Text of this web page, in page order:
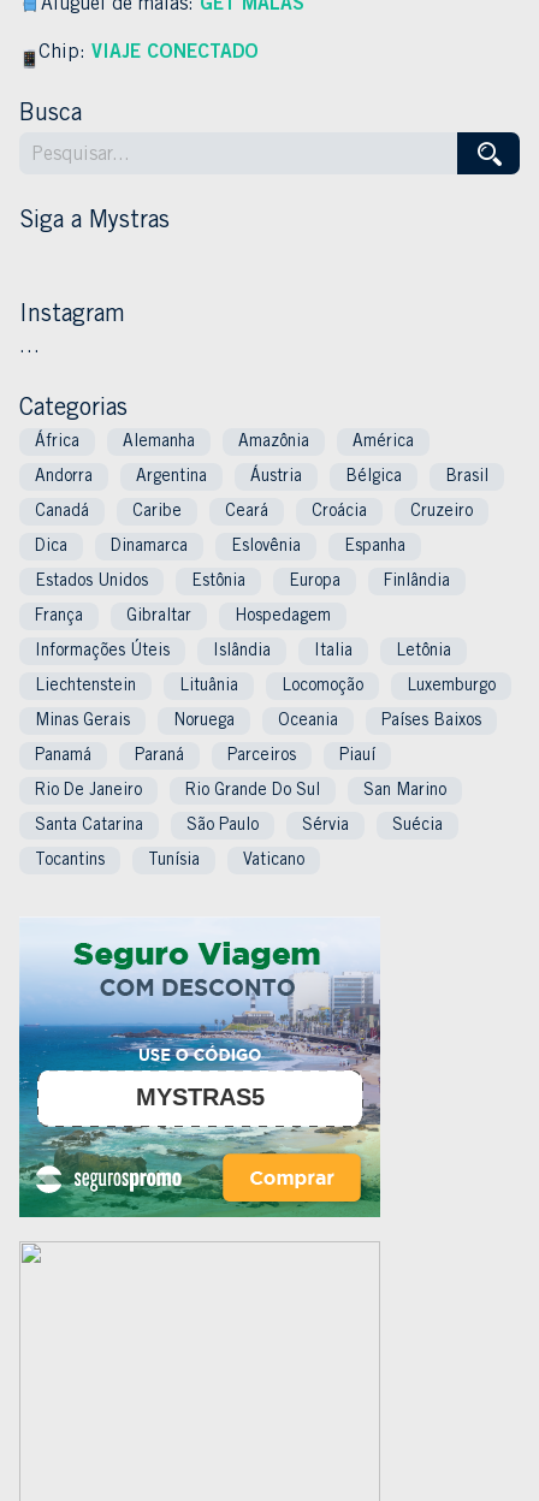
Aluguel de malas: GET MALAS
Chip: VIAJE CONECTADO
Busca
Siga a Mystras
Instagram
…
Categorias
África Alemanha Amazônia América
Andorra Argentina Áustria Bélgica Brasil
Canadá Caribe Ceará Croácia Cruzeiro
Dica Dinamarca Eslovênia Espanha
Estados Unidos Estônia Europa Finlândia
França Gibraltar Hospedagem
Informações Úteis Islândia Italia Letônia
Liechtenstein Lituânia Locomoção Luxemburgo
Minas Gerais Noruega Oceania Países Baixos
Panamá Paraná Parceiros Piauí
Rio De Janeiro Rio Grande Do Sul San Marino
Santa Catarina São Paulo Sérvia Suécia
Tocantins Tunísia Vaticano
MYSTRAS5